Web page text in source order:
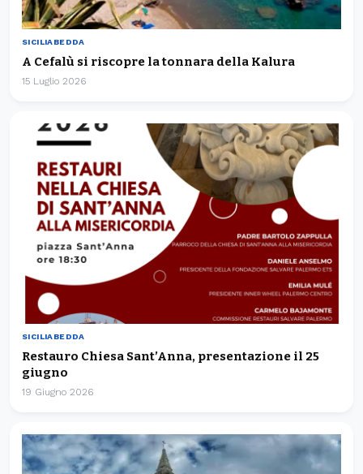
SICILIABEDDA
A Cefalù si riscopre la tonnara della Kalura
15 Luglio 2026
SICILIABEDDA
Restauro Chiesa Sant’Anna, presentazione il 25
giugno
19 Giugno 2026